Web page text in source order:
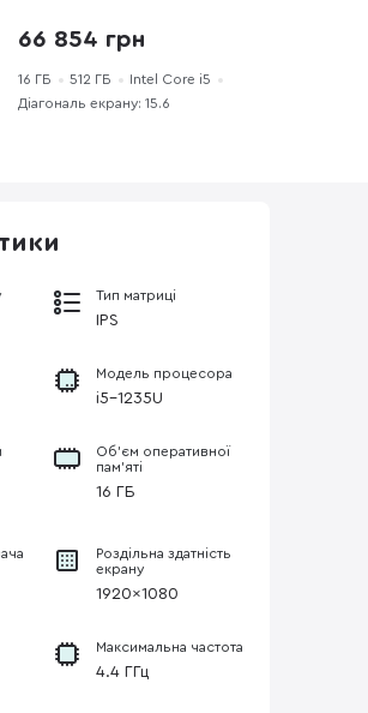
SSD 512 ГБ / GeForce RTX 4050
66 854 грн
16 ГБ 512 ГБ
Intel Core i5
Діагональ екрану: 15.6
Тип матриці
IPS
Модель процесора
i5-1235U
Об’єм оперативної
пам’яті
16 ГБ
Роздільна здатність
екрану
1920×1080
Максимальна частота
4.4 ГГц